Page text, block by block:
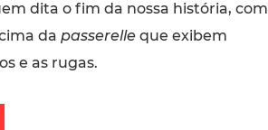
dita o fim da nossa história, com
da passerelle que exibem
e as rugas.